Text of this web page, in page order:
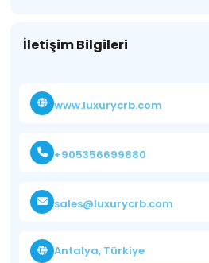
İletişim Bilgileri
www.luxurycrb.com
+905356699880
sales@luxurycrb.com
Antalya, Türkiye